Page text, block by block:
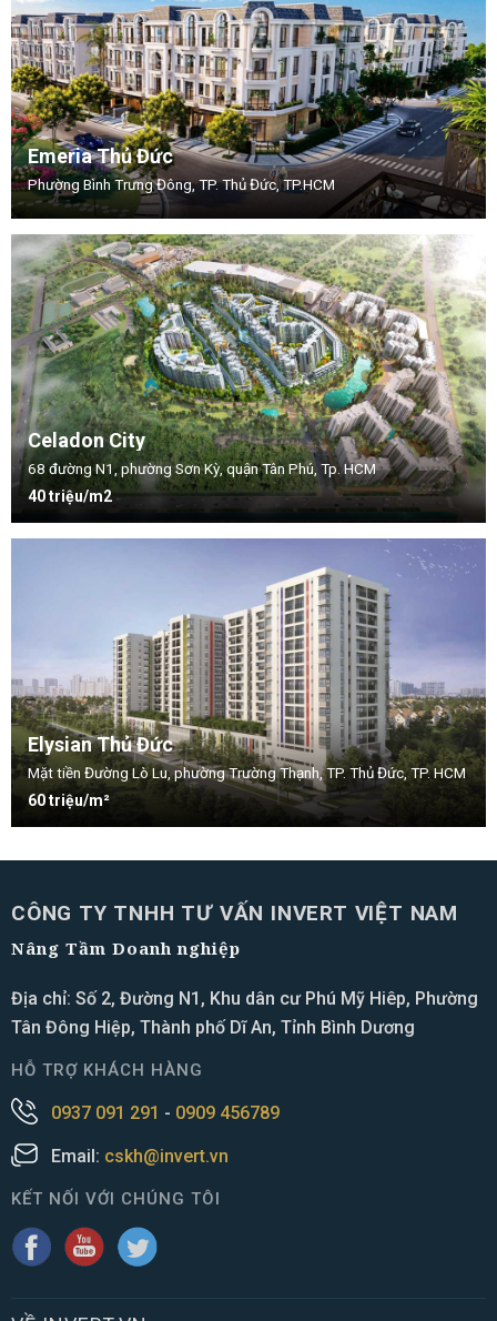
Emeria Thủ Đức
Phường Bình Trưng Đông, TP. Thủ Đức, TP.HCM
Celadon City
68 đường N1, phường Sơn Kỳ, quận Tân Phú, Tp. HCM
40 triệu/m2
Elysian Thủ Đức
Mặt tiền Đường Lò Lu, phường Trường Thạnh, TP. Thủ Đức, TP. HCM
60 triệu/m²
CÔNG TY TNHH TƯ VẤN INVERT VIỆT NAM
Nâng Tầm Doanh nghiệp
Địa chỉ: Số 2, Đường N1, Khu dân cư Phú Mỹ Hiêp, Phường
Tân Đông Hiệp, Thành phố Dĩ An, Tỉnh Bình Dương
HỖ TRỢ KHÁCH HÀNG
0937 091 291 - 0909 456789
Email: cskh@invert.vn
KẾT NỐI VỚI CHÚNG TÔI